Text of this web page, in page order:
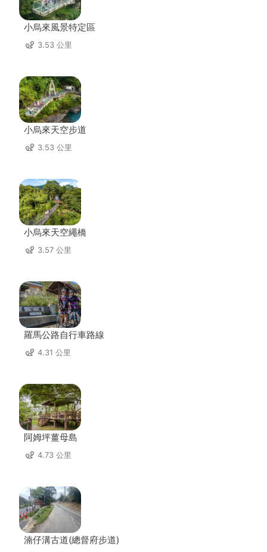
小烏來風景特定區
3.53 公里
小烏來天空步道
3.53 公里
小烏來天空繩橋
3.57 公里
羅馬公路自行車路線
4.31 公里
阿姆坪薑母島
4.73 公里
湳仔溝古道(總督府步道)